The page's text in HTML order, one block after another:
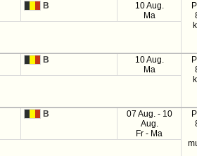
B
10 Aug.
Ma
B
10 Aug.
Ma
B
07 Aug. - 10
Aug.
Fr - Ma